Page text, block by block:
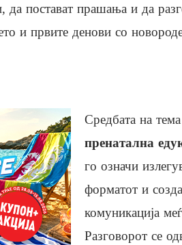
да постават прашања и да
и првите денови со
Средбата на тема
пренатална
го означи
форматот и
комуникација
Разговорот се